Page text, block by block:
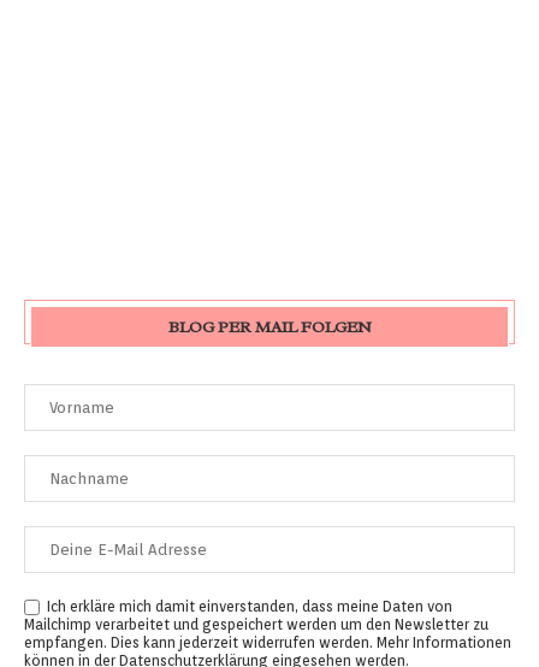
BLOG PER MAIL FOLGEN
Ich erkläre mich damit einverstanden, dass meine Daten von
Mailchimp verarbeitet und gespeichert werden um den Newsletter zu
empfangen. Dies kann jederzeit widerrufen werden. Mehr Informationen
können in der Datenschutzerklärung eingesehen werden.